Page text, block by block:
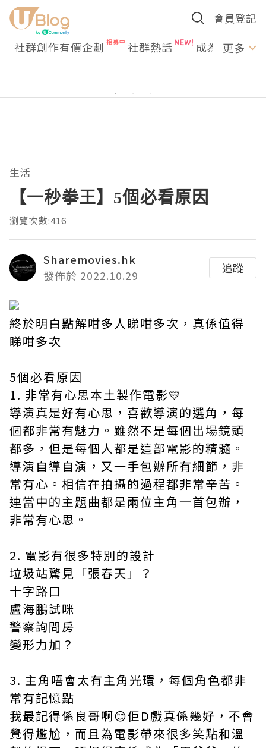
會員登記
社群創作有價企劃 社群熱話 成為U更多
生活
【一秒拳王】5個必看原因
瀏覽次數:416
Sharemovies.hk
發佈於 2022.10.29
追蹤
終於明白點解咁多人睇咁多次，真係值得
睇咁多次
5個必看原因
1. 非常有心思本土製作電影💛
導演真是好有心思，喜歡導演的選角，每
個都非常有魅力。雖然不是每個出場鏡頭
都多，但是每個人都是這部電影的精髓。
導演自導自演，又一手包辦所有細節，非
常有心。相信在拍攝的過程都非常辛苦。
連當中的主題曲都是兩位主角一首包辦，
非常有心思。
2. 電影有很多特別的設計
垃圾站驚見「張春天」？
十字路口
盧海鵬試咪
警察詢問房
變形力加？
3. 主角唔會太有主角光環，每個角色都非
常有記憶點
我最記得係良哥啊😊佢D戲真係幾好，不會
覺得尷尬，而且為電影帶來很多笑點和溫